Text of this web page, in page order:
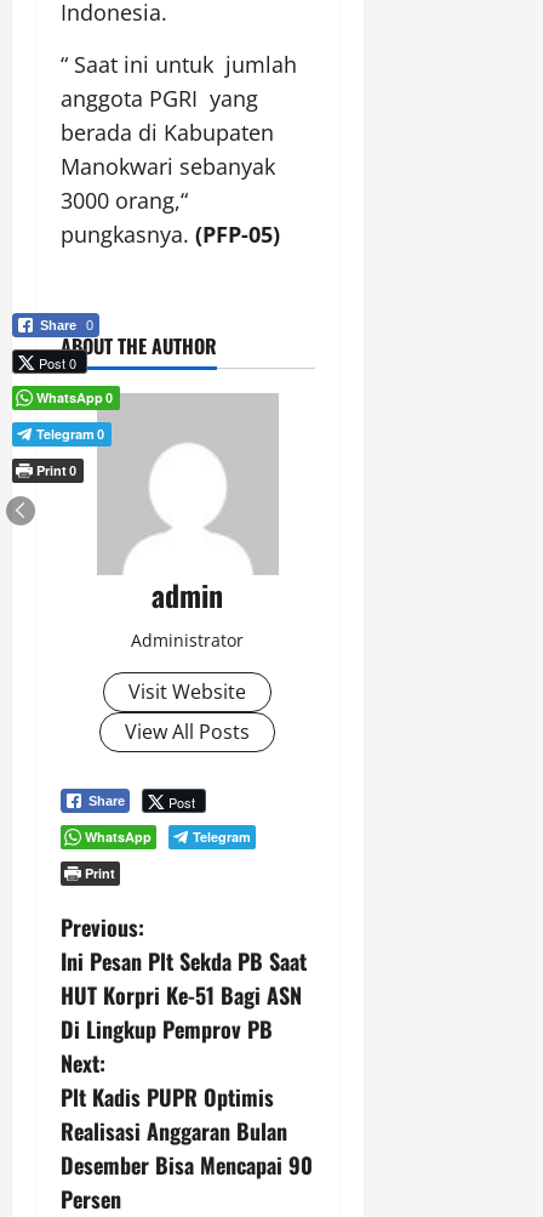
Indonesia.
“ Saat ini untuk jumlah
anggota PGRI yang
berada di Kabupaten
Manokwari sebanyak
3000 orang,“
pungkasnya. (PFP-05)
ABOUT THE AUTHOR
admin
Administrator
Visit Website
View All Posts
Share Post
WhatsApp
Telegram
Print
P
o
s
t
n
a
Previous:
Ini Pesan Plt Sekda PB Saat
HUT Korpri Ke-51 Bagi ASN
Di Lingkup Pemprov PB
Next:
Plt Kadis PUPR Optimis
Realisasi Anggaran Bulan
Desember Bisa Mencapai 90
Persen
Share 0
Post 0
WhatsApp0
Telegram 0
Print0